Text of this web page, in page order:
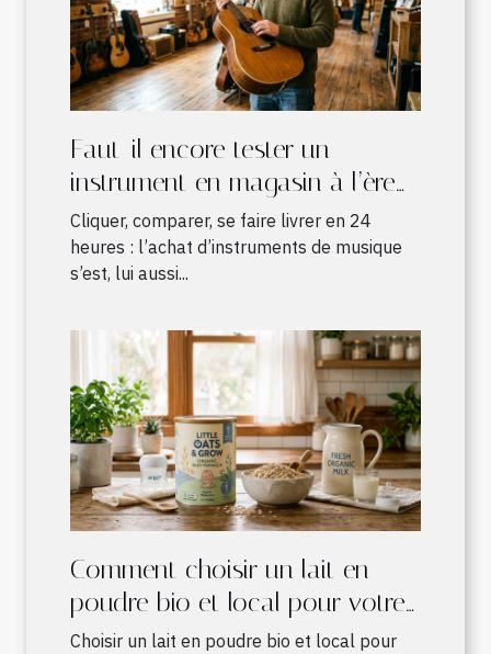
Faut-il encore tester un
instrument en magasin à l’ère
du shopping en ligne ?
Cliquer, comparer, se faire livrer en 24
heures : l’achat d’instruments de musique
s’est, lui aussi...
Comment choisir un lait en
poudre bio et local pour votre
nourrisson ?
Choisir un lait en poudre bio et local pour